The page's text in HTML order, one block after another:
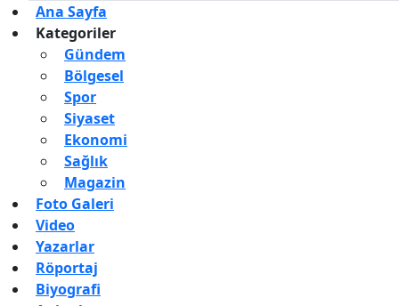
Ana Sayfa
Kategoriler
Gündem
Bölgesel
Spor
Siyaset
Ekonomi
Sağlık
Magazin
Foto Galeri
Video
Yazarlar
Röportaj
Biyografi